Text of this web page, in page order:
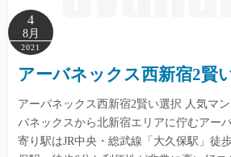
4
8月
2021
アーバネックス西新宿2賢
アーバネックス西新宿2賢い選択 人気マ
バネックスから北新宿エリアに佇むアー
寄り駅はJR中央・総武線「大久保駅」徒